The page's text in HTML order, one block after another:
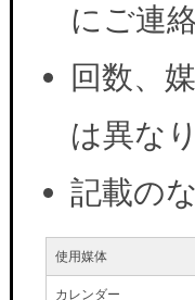
にご連
回数、
は異な
記載の
使用媒体
カレンダー